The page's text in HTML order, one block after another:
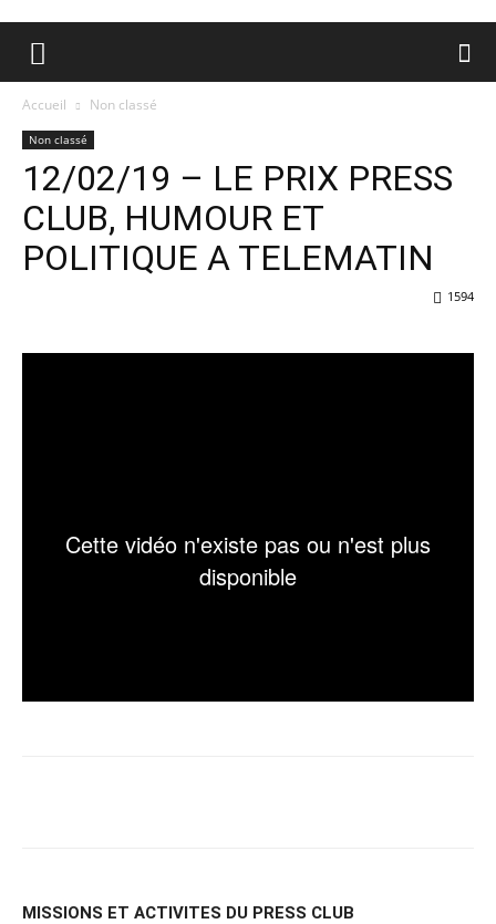
Accueil Non classé
Non classé
12/02/19 – LE PRIX PRESS
CLUB, HUMOUR ET
POLITIQUE A TELEMATIN
1594
MISSIONS ET ACTIVITES DU PRESS CLUB